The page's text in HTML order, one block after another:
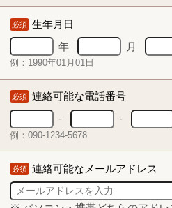
必須 生年月日
年
月
例：1990年01月01日
必須 連絡可能な電話番号
-
-
例：090-1234-5678
必須 連絡可能なメールアドレス